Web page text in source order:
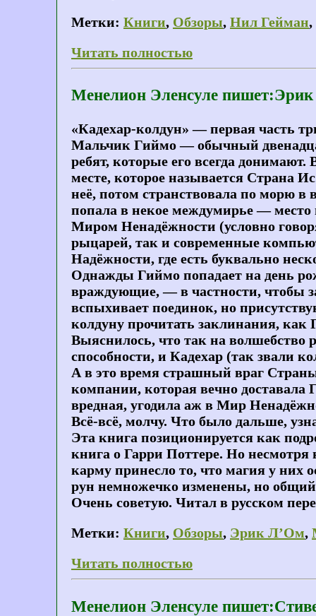
Метки: Книги, Обзоры, Нил Гейман,
Читать полностью
Менелион Эленсуле
«Кадехар-колдун» — первая часть
Мальчик Гиймо — обычный
ребят, которые его всегда
месте, которое называется Страна
неё, потом странствовала по морю в
попала в некое междумирье —
Миром Ненадёжности (условно
рыцарей, так и современные
Надёжности, где есть буквально
Однажды Гиймо попадает на день
враждующие, — в частности, чтобы
вспыхивает поединок, но
колдуну прочитать заклинания, как
Выяснилось, что так на волшебство
способности, и Кадехар (так звали
А в это время страшный враг
компании, которая вечно доставала
вредная, угодила аж в Мир
Всё-всё, молчу. Что было дальше,
Эта книга позиционируется как
книга о Гарри Поттере. Но несмотря
карму принесло то, что магия у них
рун немножечко изменены, но
Очень советую. Читал в русском
Метки: Книги, Обзоры, Эрик Л’Ом,
Читать полностью
Менелион Эленсуле